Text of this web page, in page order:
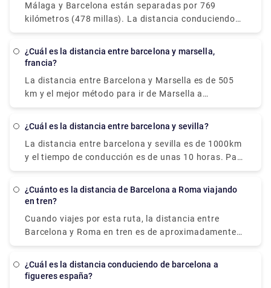
Málaga y Barcelona están separadas por 769
kilómetros (478 millas). La distancia conduciendo
entre Málaga y Barcelona, por otro lado, es de 999
¿Cuál es la distancia entre barcelona y marsella,
francia?
La distancia entre Barcelona y Marsella es de 505
km y el mejor método para ir de Marsella a
Barcelona es en avión, que tarda 2 horas y 15
¿Cuál es la distancia entre barcelona y sevilla?
La distancia entre barcelona y sevilla es de 1000km
y el tiempo de conducción es de unas 10 horas. Para
reservar un traslado privado, ¡consúltenos hoy
¿Cuánto es la distancia de Barcelona a Roma viajando
en tren?
Cuando viajes por esta ruta, la distancia entre
Barcelona y Roma en tren es de aproximadamente
859 kms.
¿Cuál es la distancia conduciendo de barcelona a
figueres españa?